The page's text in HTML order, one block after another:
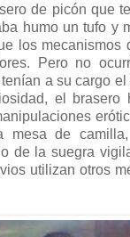
de picón que
humo un tufo y
los mecanismos
Pero no
a su cargo el
el brasero
de camilla,
de la suegra
utilizan otros